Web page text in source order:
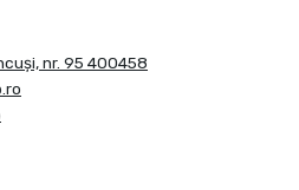
nr. 95 400458